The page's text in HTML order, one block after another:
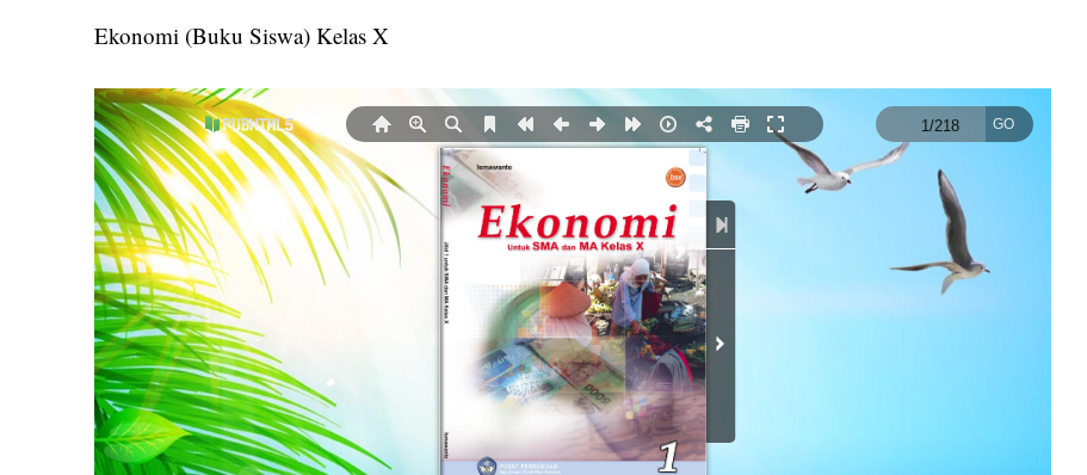
Ekonomi (Buku Siswa) Kelas X